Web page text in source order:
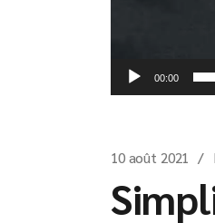
00:00
10 août 2021